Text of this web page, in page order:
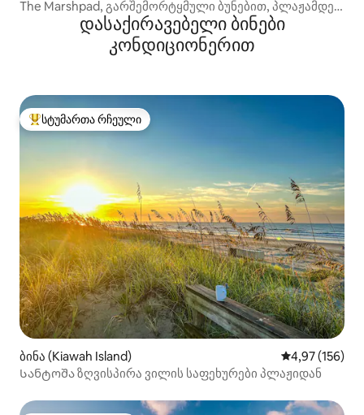
The Marshpad, გარშემორტყმული ბუნებით, პლაჟამდე
დასაქირავებელი ბინები
კონდიციონერით
სტუმართა რჩეული მოწინავე ვარიანტი
სტუმართა რჩეული
ბინა (Kiawah Island) საშუალო
4,97 (156)
Სანტოშა ზღვისპირა ვილის საფეხურები პლაჟიდან